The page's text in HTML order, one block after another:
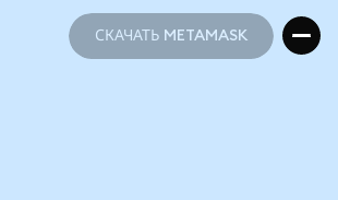
СКАЧАТЬ METAMASK